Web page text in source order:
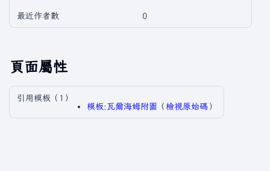
最近作者數 0
頁面屬性
引用模板（1）
模板:瓦爾海姆附圖
​（檢視原始碼 ）​